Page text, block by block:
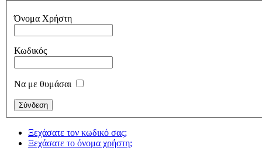
Όνομα Χρήστη
Κωδικός
Να με θυμάσαι
Ξεχάσατε τον κωδικό σας;
Ξεχάσατε το όνομα χρήστη;